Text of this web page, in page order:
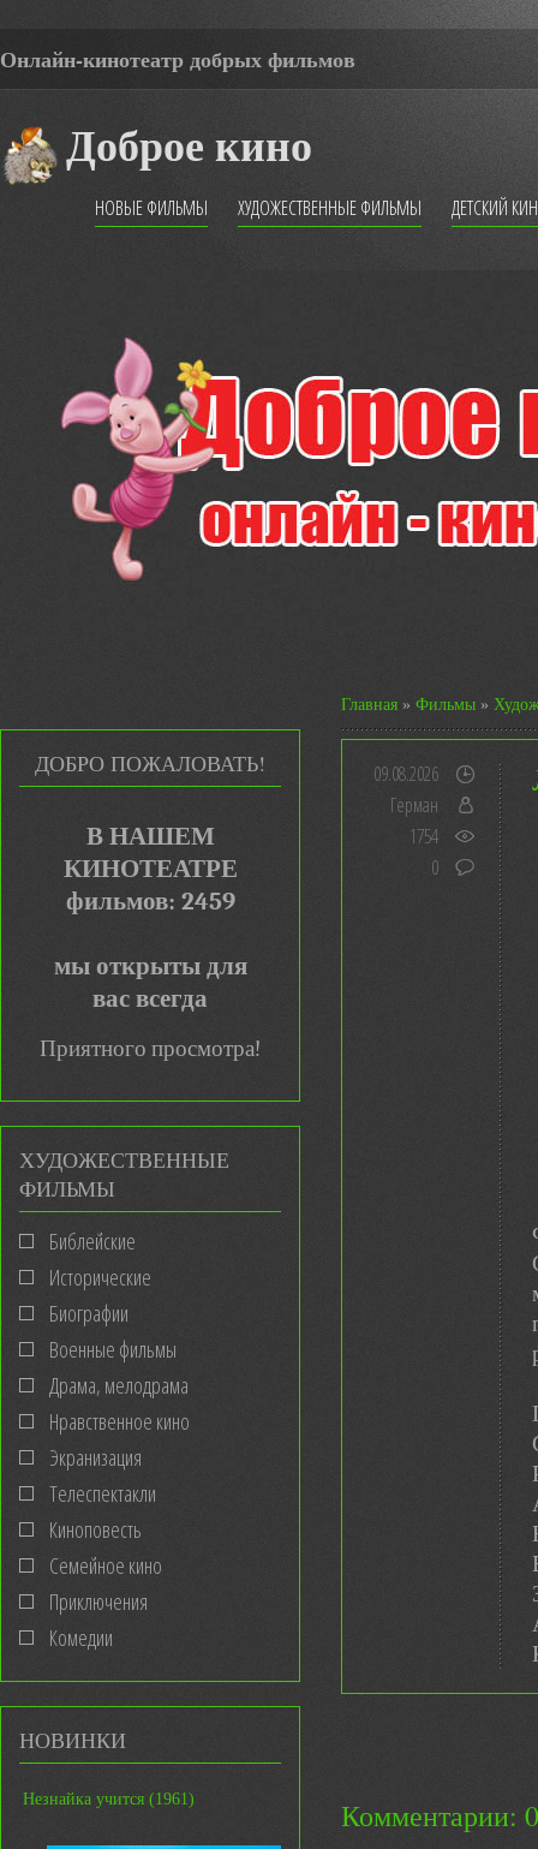
Онлайн-кинотеатр добрых фильмов
Доброе кино
НОВЫЕ ФИЛЬМЫ ХУДОЖЕСТВЕННЫЕ ФИЛЬМЫ ДЕТСКИЙ
ДОБРО ПОЖАЛОВАТЬ!
В НАШЕМ
КИНОТЕАТРЕ
фильмов: 2459
мы открыты для
вас всегда
Приятного просмотра!
ХУДОЖЕСТВЕННЫЕ
ФИЛЬМЫ
Библейские
Исторические
Биографии
Военные фильмы
Драма, мелодрама
Нравственное кино
Экранизация
Телеспектакли
Киноповесть
Семейное кино
Приключения
Комедии
НОВИНКИ
Незнайка учится (1961)
Главная » Фильмы »
09.08.2026
Герман
1754
0
Комментарии: 0